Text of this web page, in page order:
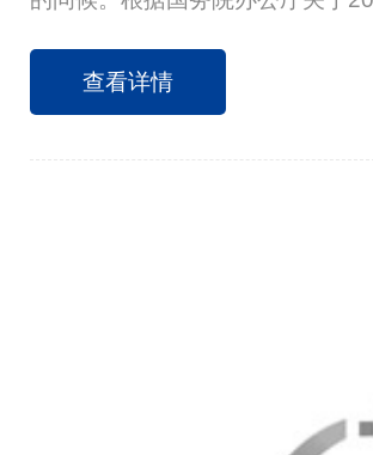
二十五)至2月4日(星期二，正月
三，正月初八)正式上班，2月8日
查看详情